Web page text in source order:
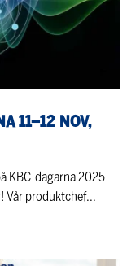
11–12 NOV,
KBC-dagarna 2025
Vår produktchef...